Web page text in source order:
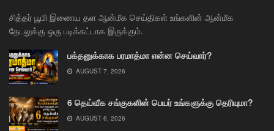
சித்தர் பூமி இணைய தள ஆன்மீக செய்திகள் உங்களின் ஆன்மீக
தேடலுக்கு ஒரு படிக்கட்டாக இருக்கும்.
பக்தனுக்காக பரமாத்மா என்ன செய்வார்?
AUGUST 7, 2026
6 தெய்வீக சங்குகளின் பெயர் உங்களுக்கு தெரியுமா?
AUGUST 6, 2026